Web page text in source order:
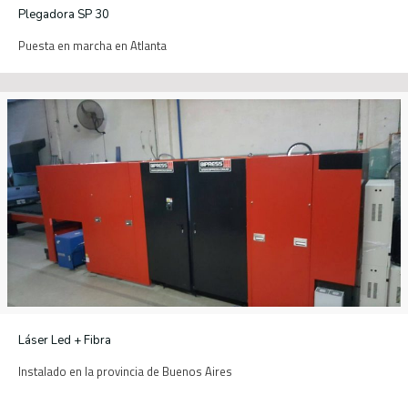
Plegadora SP 30
Puesta en marcha en Atlanta
Láser Led + Fibra
Instalado en la provincia de Buenos Aires